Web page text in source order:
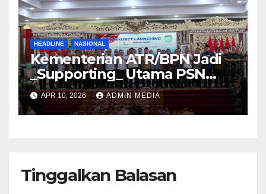
HEADLINE NASIONAL
Kementerian ATR/BPN Jadi
_Supporting_ Utama PSN
Pelabuhan Palembang Baru
Tanjung Carat
APR 10, 2026 ADMIN MEDIA
Tinggalkan Balasan